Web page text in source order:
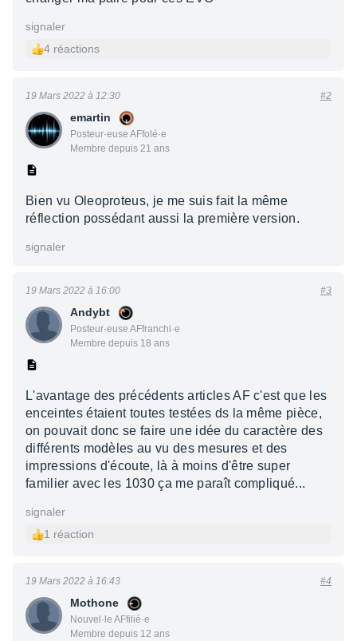
signaler
4 réactions
emartin
Posteur·euse AFfolé·e
Membre depuis 21 ans
19 Mars 2022 à 12:30 #2
Bien vu Oleoproteus, je me suis fait la même
réflection possédant aussi la première version.
signaler
Andybt
Posteur·euse AFfranchi·e
Membre depuis 18 ans
19 Mars 2022 à 16:00 #3
L'avantage des précédents articles AF c'est que les
enceintes étaient toutes testées ds la même pièce,
on pouvait donc se faire une idée du caractère des
différents modèles au vu des mesures et des
impressions d'écoute, là à moins d'être super
familier avec les 1030 ça me paraît compliqué...
signaler
1 réaction
Mothone
Nouvel·le AFfilié·e
Membre depuis 12 ans
19 Mars 2022 à 16:43 #4